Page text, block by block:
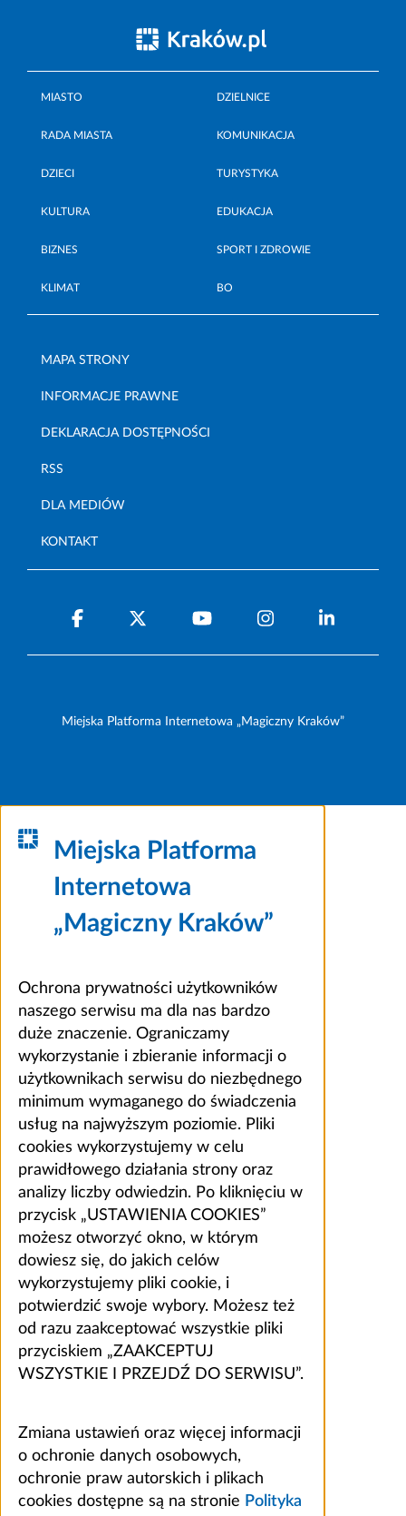
MIASTO DZIELNICE
RADA MIASTA KOMUNIKACJA
DZIECI TURYSTYKA
KULTURA EDUKACJA
BIZNES SPORT I ZDROWIE
KLIMAT BO
MAPA STRONY
INFORMACJE PRAWNE
DEKLARACJA DOSTĘPNOŚCI
RSS
DLA MEDIÓW
KONTAKT
Miejska Platforma Internetowa „Magiczny Kraków”
Miejska Platforma
Internetowa
„Magiczny Kraków”
Ochrona prywatności użytkowników
naszego serwisu ma dla nas bardzo
duże znaczenie. Ograniczamy
wykorzystanie i zbieranie informacji o
użytkownikach serwisu do niezbędnego
minimum wymaganego do świadczenia
usług na najwyższym poziomie. Pliki
cookies wykorzystujemy w celu
prawidłowego działania strony oraz
analizy liczby odwiedzin. Po kliknięciu w
przycisk „USTAWIENIA COOKIES”
możesz otworzyć okno, w którym
dowiesz się, do jakich celów
wykorzystujemy pliki cookie, i
potwierdzić swoje wybory. Możesz też
od razu zaakceptować wszystkie pliki
przyciskiem „ZAAKCEPTUJ
WSZYSTKIE I PRZEJDŹ DO SERWISU”.
Zmiana ustawień oraz więcej informacji
o ochronie danych osobowych,
ochronie praw autorskich i plikach
cookies dostępne są na stronie Polityka